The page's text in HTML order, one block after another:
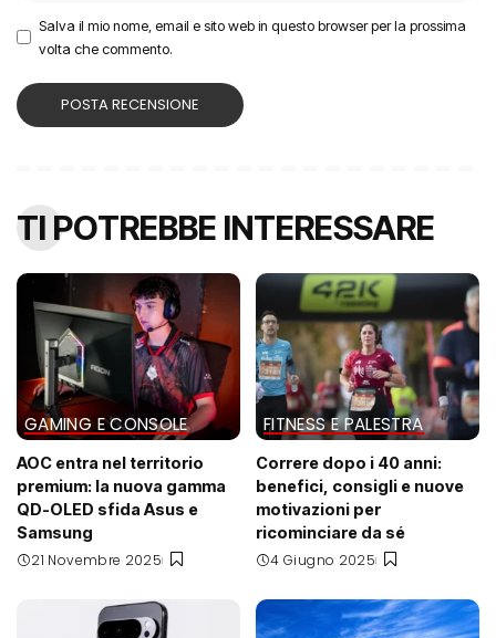
Salva il mio nome, email e sito web in questo browser per la prossima
volta che commento.
TI POTREBBE INTERESSARE
GAMING E CONSOLE
AOC entra nel territorio
premium: la nuova gamma
QD-OLED sfida Asus e
Samsung
21 Novembre 2025
FITNESS E PALESTRA
Correre dopo i 40 anni:
benefici, consigli e nuove
motivazioni per
ricominciare da sé
4 Giugno 2025